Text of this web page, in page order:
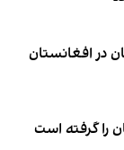
در افغانستان
را گرفته است